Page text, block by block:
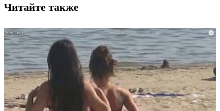
Читайте также
i